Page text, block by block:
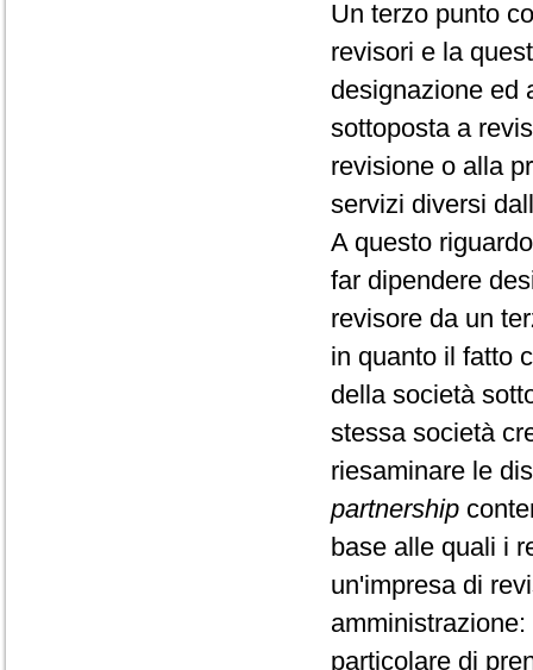
Un terzo punto
revisori e la
designazione ed
sottoposta a
revisione o alla
servizi diversi
A questo
far dipendere
revisore da un
in quanto il fatto
della società
stessa società
riesaminare le
partnership
base alle quali i
un'impresa di
particolare di